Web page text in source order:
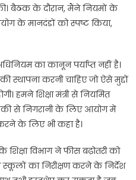
बैठक के दौरान, मैंने नियमों के
के मानदंडों को स्पष्ट किया,
का कानून पर्याप्त नहीं है।
करनी चाहिए जो ऐसे मुद्दों
हमने शिक्षा मंत्री से नियमित
से निगरानी के लिए आयोग में
के लिए भी कहा है।
शिक्षा विभाग ने फीस बढ़ोतरी को
का निरीक्षण करने के निर्देश